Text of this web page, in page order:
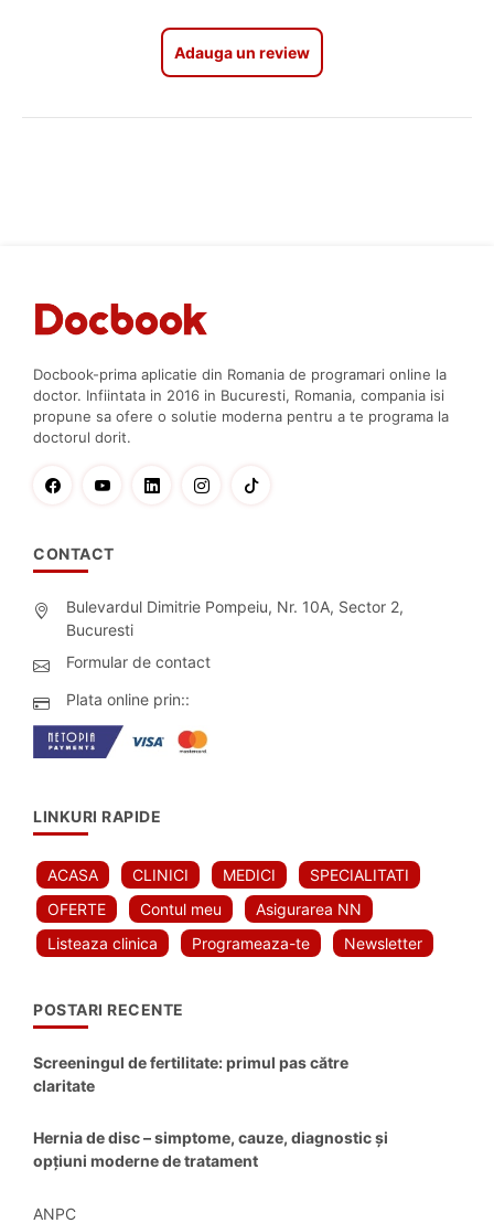
Adauga un review
Docbook-prima aplicatie din Romania de programari online la
doctor. Infiintata in 2016 in Bucuresti, Romania, compania isi
propune sa ofere o solutie moderna pentru a te programa la
doctorul dorit.
CONTACT
Bulevardul Dimitrie Pompeiu, Nr. 10A, Sector 2,
Bucuresti
Formular de contact
Plata online prin::
LINKURI RAPIDE
ACASA CLINICI MEDICI
SPECIALITATI
OFERTE
Contul meu
Asigurarea NN
Listeaza clinica
Programeaza-te Newsletter
POSTARI RECENTE
Screeningul de fertilitate: primul pas către
claritate
Hernia de disc – simptome, cauze, diagnostic și
opțiuni moderne de tratament
ANPC